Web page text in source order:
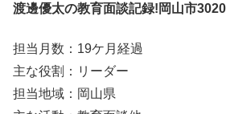
渡邊優太の教育面談記録!岡山市3020
担当月数：19ケ月経過
主な役割：リーダー
担当地域：岡山県